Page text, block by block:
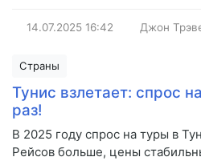
14.07.2025 16:42 Джон
Страны
Тунис взлетает: спрос
раз!
В 2025 году спрос на туры в
Рейсов больше, цены